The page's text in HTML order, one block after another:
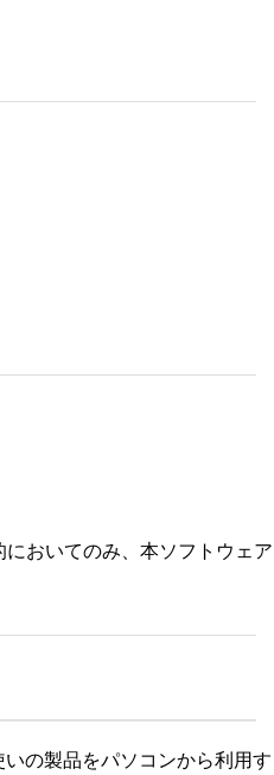
おいてのみ、本ソフトウェ
の製品をパソコンから利用